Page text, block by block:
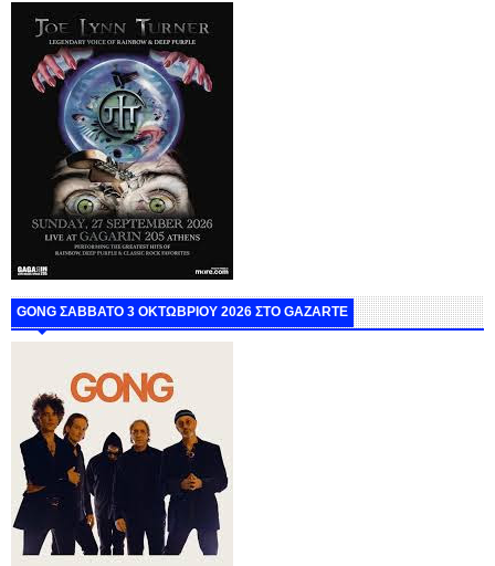
GONG ΣΑΒΒΑΤΟ 3 ΟΚΤΩΒΡΙΟΥ 2026 ΣΤΟ GAZARTE